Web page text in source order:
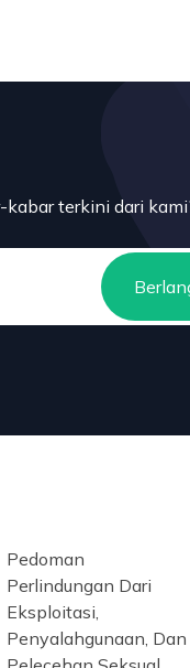
terkini dari
Pedoman
Perlindungan Dari
Eksploitasi,
Penyalahgunaan, Dan